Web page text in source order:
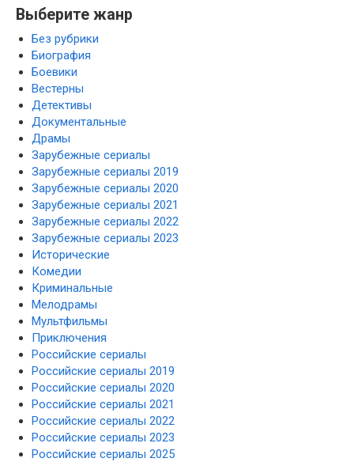
Выберите жанр
Без рубрики
Биография
Боевики
Вестерны
Детективы
Документальные
Драмы
Зарубежные сериалы
Зарубежные сериалы 2019
Зарубежные сериалы 2020
Зарубежные сериалы 2021
Зарубежные сериалы 2022
Зарубежные сериалы 2023
Исторические
Комедии
Криминальные
Мелодрамы
Мультфильмы
Приключения
Российские сериалы
Российские сериалы 2019
Российские сериалы 2020
Российские сериалы 2021
Российские сериалы 2022
Российские сериалы 2023
Российские сериалы 2025